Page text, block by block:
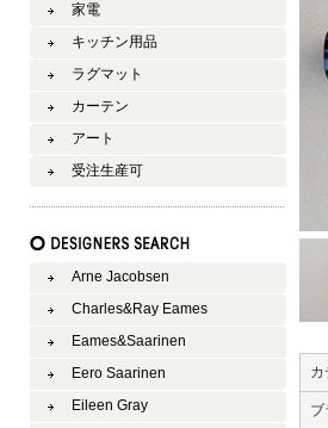
カ
ブ
家電
キッチン用品
ラグマット
カーテン
アート
受注生産可
Arne Jacobsen
Charles&Ray Eames
Eames&Saarinen
Eero Saarinen
Eileen Gray